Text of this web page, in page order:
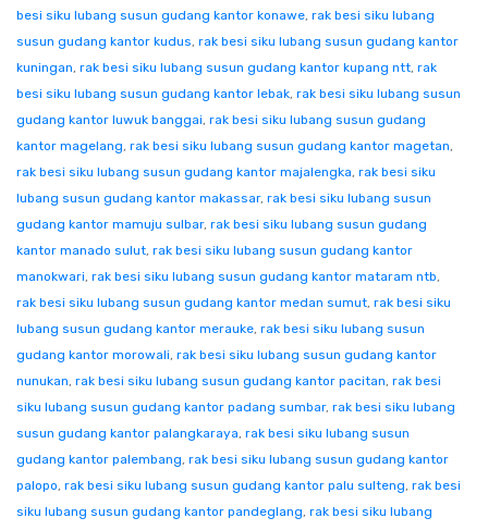
besi siku lubang susun gudang kantor konawe, rak besi siku lubang
susun gudang kantor kudus, rak besi siku lubang susun gudang kantor
kuningan, rak besi siku lubang susun gudang kantor kupang ntt, rak
besi siku lubang susun gudang kantor lebak, rak besi siku lubang susun
gudang kantor luwuk banggai, rak besi siku lubang susun gudang
kantor magelang, rak besi siku lubang susun gudang kantor magetan,
rak besi siku lubang susun gudang kantor majalengka, rak besi siku
lubang susun gudang kantor makassar, rak besi siku lubang susun
gudang kantor mamuju sulbar, rak besi siku lubang susun gudang
kantor manado sulut, rak besi siku lubang susun gudang kantor
manokwari, rak besi siku lubang susun gudang kantor mataram ntb,
rak besi siku lubang susun gudang kantor medan sumut, rak besi siku
lubang susun gudang kantor merauke, rak besi siku lubang susun
gudang kantor morowali, rak besi siku lubang susun gudang kantor
nunukan, rak besi siku lubang susun gudang kantor pacitan, rak besi
siku lubang susun gudang kantor padang sumbar, rak besi siku lubang
susun gudang kantor palangkaraya, rak besi siku lubang susun
gudang kantor palembang, rak besi siku lubang susun gudang kantor
palopo, rak besi siku lubang susun gudang kantor palu sulteng, rak besi
siku lubang susun gudang kantor pandeglang, rak besi siku lubang